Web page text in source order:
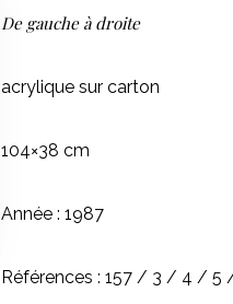
De gauche à droite
acrylique sur carton
104×38 cm
Année : 1987
Références : 157 / 3 / 4 / 5